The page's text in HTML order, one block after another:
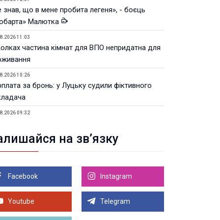
знав, що в мене пробита легеня», - боєць
Малютка
11:03
частина кімнат для ВПО непридатна для
10:26
за бронь: у Луцьку судили фіктивного
09:32
21:18
телеоб'єктивів Sigma Sports та Sony G-
21:00
на 99,9% готовий новий Державний
простір. ВІДЕО
Більше новин
на зв’язку
Facebook Instagram
Youtube Telegram